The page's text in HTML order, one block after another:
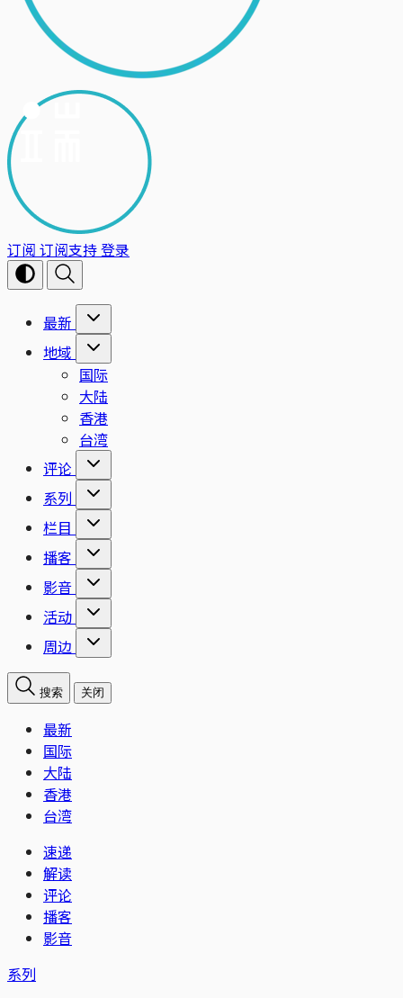
订阅 订阅支持登录
最新
地域
国际
大陆
香港
台湾
评论
系列
栏目
播客
影音
活动
周边
搜索 关闭
最新
国际
大陆
香港
台湾
速递
解读
评论
播客
影音
系列